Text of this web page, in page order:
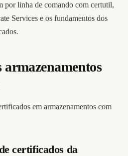
por linha de comando com certutil,
Services e os fundamentos dos
em armazenamentos com
certificados da